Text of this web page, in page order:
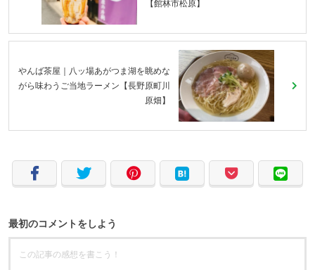
【館林市松原】
やんば茶屋｜八ッ場あがつま湖を眺めな
がら味わうご当地ラーメン【長野原町川
原畑】
最初のコメントをしよう